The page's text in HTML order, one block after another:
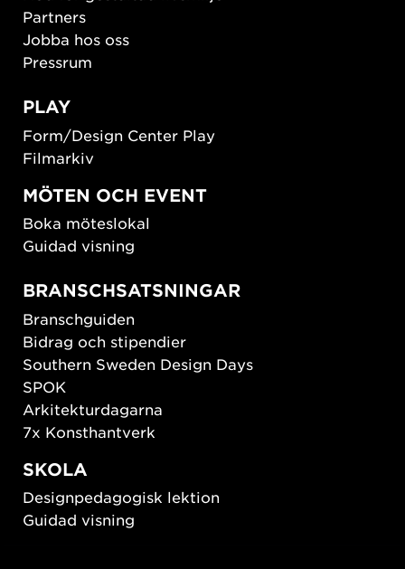
Partners
Jobba hos oss
Pressrum
PLAY
Form/Design Center Play
Filmarkiv
MÖTEN OCH EVENT
Boka möteslokal
Guidad visning
BRANSCHSATSNINGAR
Branschguiden
Bidrag och stipendier
Southern Sweden Design Days
SPOK
Arkitekturdagarna
7x Konsthantverk
SKOLA
Designpedagogisk lektion
Guidad visning